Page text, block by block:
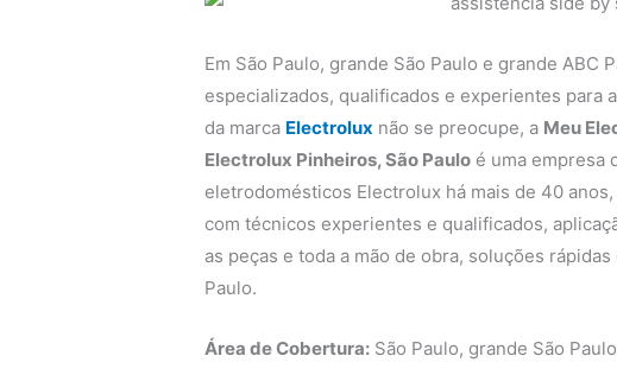
Em São Paulo, grande São Paulo e grande ABC
especializados, qualificados e experientes para
da marca Electrolux não se preocupe, a Meu
Electrolux Pinheiros, São Paulo é uma empresa
eletrodomésticos Electrolux há mais de 40
com técnicos experientes e qualificados,
as peças e toda a mão de obra, soluções
Paulo.
Área de Cobertura: São Paulo, grande São